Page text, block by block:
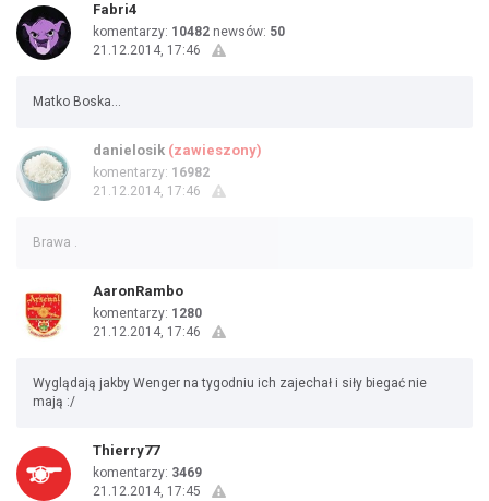
Fabri4
komentarzy: 10482 newsów: 50
21.12.2014, 17:46
Matko Boska...
danielosik (zawieszony)
komentarzy: 16982
21.12.2014, 17:46
Brawa .
AaronRambo
komentarzy: 1280
21.12.2014, 17:46
Wyglądają jakby Wenger na tygodniu ich zajechał i siły biegać nie
mają :/
Thierry77
komentarzy: 3469
21.12.2014, 17:45